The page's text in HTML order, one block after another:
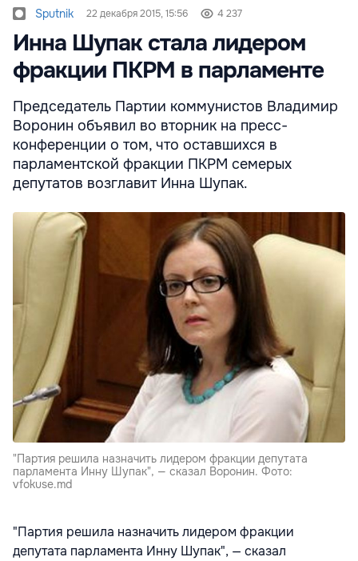
Sputnik 22 декабря 2015, 15:56 4 237
Инна Шупак стала лидером
фракции ПКРМ в парламенте
Председатель Партии коммунистов Владимир
Воронин объявил во вторник на пресс-
конференции о том, что оставшихся в
парламентской фракции ПКРМ семерых
депутатов возглавит Инна Шупак.
"Партия решила назначить лидером фракции депутата
парламента Инну Шупак", — сказал Воронин. Фото:
vfokuse.md
"Партия решила назначить лидером фракции
депутата парламента Инну Шупак", — сказал